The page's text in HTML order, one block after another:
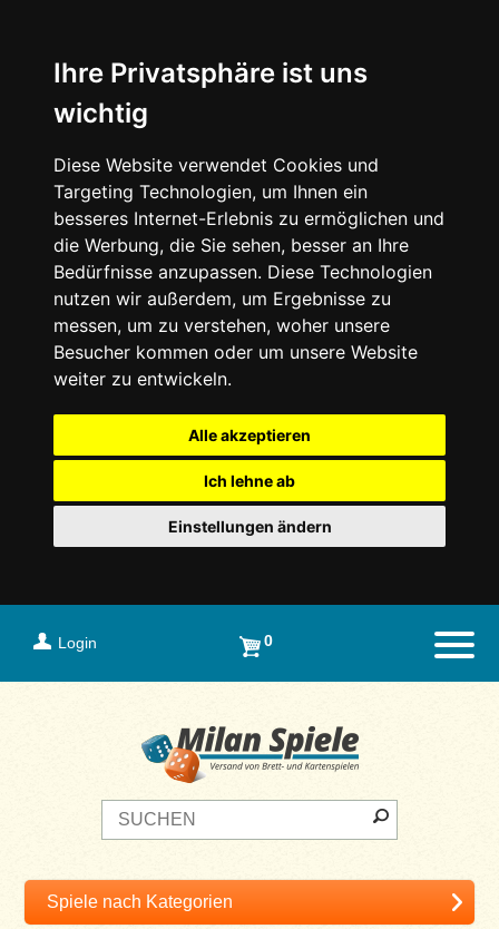
Ihre Privatsphäre ist uns
wichtig
Diese Website verwendet Cookies und
Targeting Technologien, um Ihnen ein
besseres Internet-Erlebnis zu ermöglichen und
die Werbung, die Sie sehen, besser an Ihre
Bedürfnisse anzupassen. Diese Technologien
nutzen wir außerdem, um Ergebnisse zu
messen, um zu verstehen, woher unsere
Besucher kommen oder um unsere Website
weiter zu entwickeln.
Alle akzeptieren
Ich lehne ab
Einstellungen ändern
Login 0